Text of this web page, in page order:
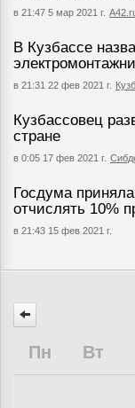
в 21:47 5 мар 2021 г.
В Кузбассе
в 21:31 22 фев 2021 г.
Кузбассовец
стране
в 0:05 17 фев 2021 г.
Госдума
отчислять 10%
в 21:43 15 фев 2021 г.
Пн Вт